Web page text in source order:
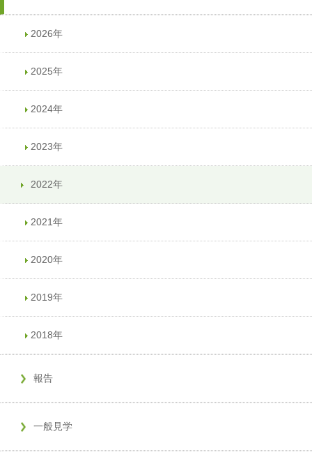
2026年
2025年
2024年
2023年
2022年
2021年
2020年
2019年
2018年
報告
一般見学